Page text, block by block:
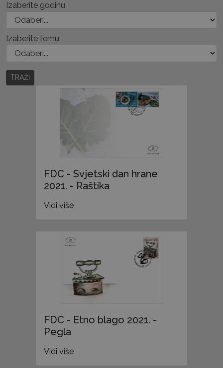
Izaberite godinu
Izaberite temu
TRAŽI
FDC - Svjetski dan hrane
2021. - Raštika
Vidi više
FDC - Etno blago 2021. -
Pegla
Vidi više